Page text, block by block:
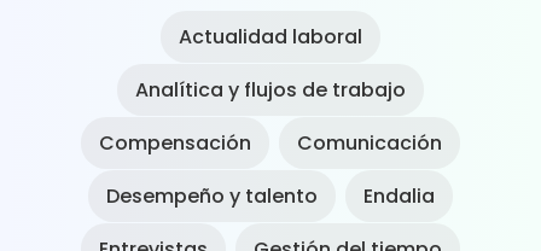
Actualidad laboral
Analítica y flujos de trabajo
Compensación
Comunicación
Desempeño y talento
Endalia